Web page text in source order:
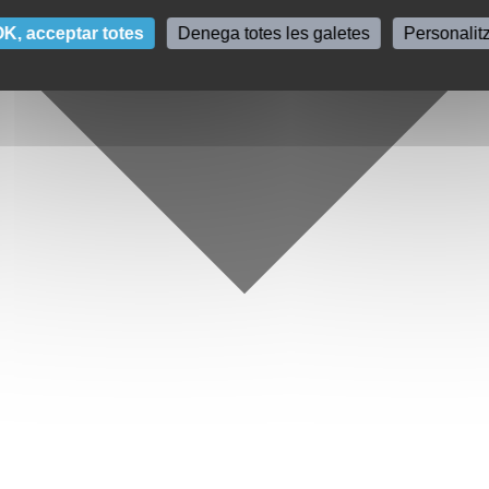
acceptar totes Denega totes les galetes